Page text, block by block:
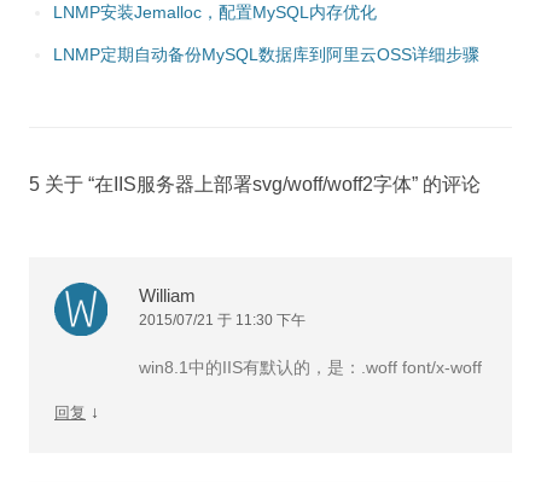
LNMP安装Jemalloc，配置MySQL内存优化
LNMP定期自动备份MySQL数据库到阿里云OSS详细步骤
5 关于 “在IIS服务器上部署svg/woff/woff2字体” 的评论
William
2015/07/21 于 11:30 下午
win8.1中的IIS有默认的，是：.woff font/x-woff
回复 ↓